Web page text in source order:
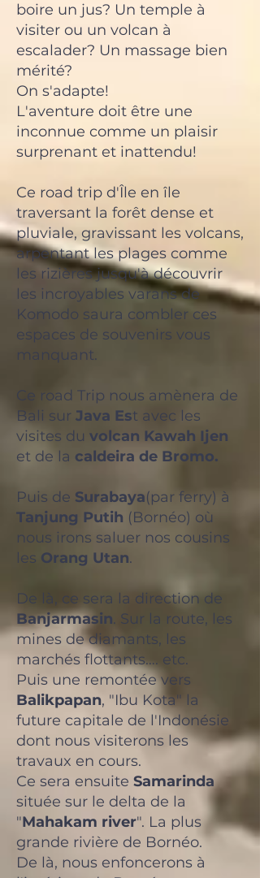
boire un jus? Un temple à
visiter ou un volcan à
escalader? Un massage bien
mérité?
On s'adapte!
L'aventure doit être une
inconnue comme un plaisir
surprenant et inattendu!
Ce road trip d'Île en île
traversant la forêt dense et
pluviale, gravissant les volcans,
arpentant les plages comme
les rizières jusqu'à découvrir
les incroyables varans de
Komodo saura combler ces
espaces de souvenirs vous
manquant.
Ce road Trip nous amènera de
Bali sur Java Est avec les
visites du volcan Kawah Ijen
et de la caldeira de Bromo.
Puis de Surabaya(par ferry) à
Tanjung Putih (Bornéo) où
nous irons saluer nos cousins
les Orang Utan.
De là, ce sera la direction de
Banjarmasin. Sur la route, les
mines de diamants, les
marchés flottants…. etc.
Puis une remontée vers
Balikpapan, "Ibu Kota" la
future capitale de l'Indonésie
dont nous visiterons les
travaux en cours.
Ce sera ensuite Samarinda
située sur le delta de la
"Mahakam river". La plus
grande rivière de Bornéo.
De là, nous enfoncerons à